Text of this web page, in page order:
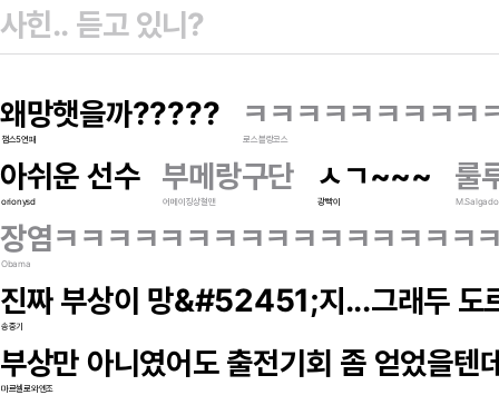
왜망햇을까?????
챔스5연패
ㅋㅋㅋㅋㅋㅋㅋㅋㅋ
로스블랑코스
아쉬운 선수
orionysd
부메랑구단
어메이징상철맨
ㅅㄱ~~~
광빡이
룰
M.Salgado
장염ㅋㅋㅋㅋㅋㅋㅋㅋㅋㅋㅋㅋㅋㅋㅋㅋ
Obama
진짜 부상이 망&#52451;지...그래두 도
송중기
부상만 아니였어도 출전기회 좀 얻었을텐
마르셀로와엔조